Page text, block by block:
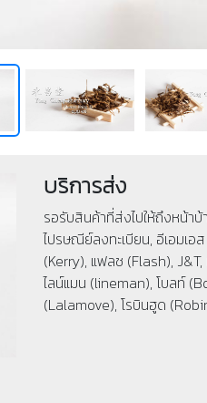
บริการส่ง
รอรับสินค้าที่ส่งไปให้ถึงหน้า
ไปรษณีย์ลงทะเบียน, อีเอมเอส
(Kerry), แฟลช (Flash),
ไลน์แมน (lineman), โบลท์
(Lalamove), โรบินฮูด